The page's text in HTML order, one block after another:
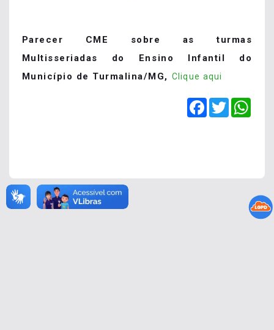
Parecer CME sobre as turmas
Multisseriadas do Ensino Infantil do
Município de Turmalina/MG, Clique aqui
Facebook
Twitter